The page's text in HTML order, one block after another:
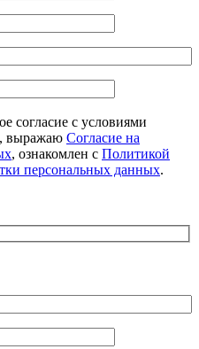
согласие с условиями
, выражаю Согласие на
, ознакомлен с Политикой
персональных данных.